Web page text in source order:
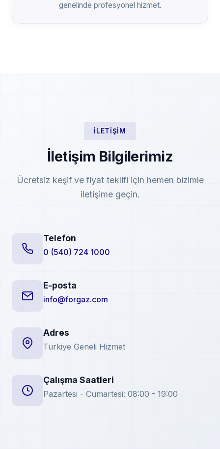
genelinde profesyonel hizmet.
İLETIŞIM
İletişim Bilgilerimiz
Ücretsiz keşif ve fiyat teklifi için hemen bizimle
iletişime geçin.
Telefon
0 (540) 724 1000
E-posta
info@forgaz.com
Adres
Türkiye Geneli Hizmet
Çalışma Saatleri
Pazartesi - Cumartesi: 08:00 - 19:00